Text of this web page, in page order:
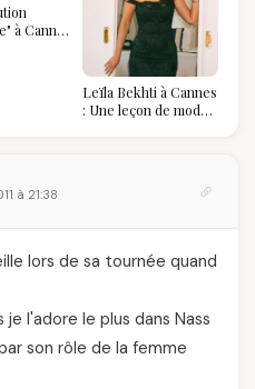
à Cannes
Leïla Bekhti à Cannes
: Une leçon de mode
à 21:38
lors de sa tournée quand
l'adore le plus dans Nass
son rôle de la femme